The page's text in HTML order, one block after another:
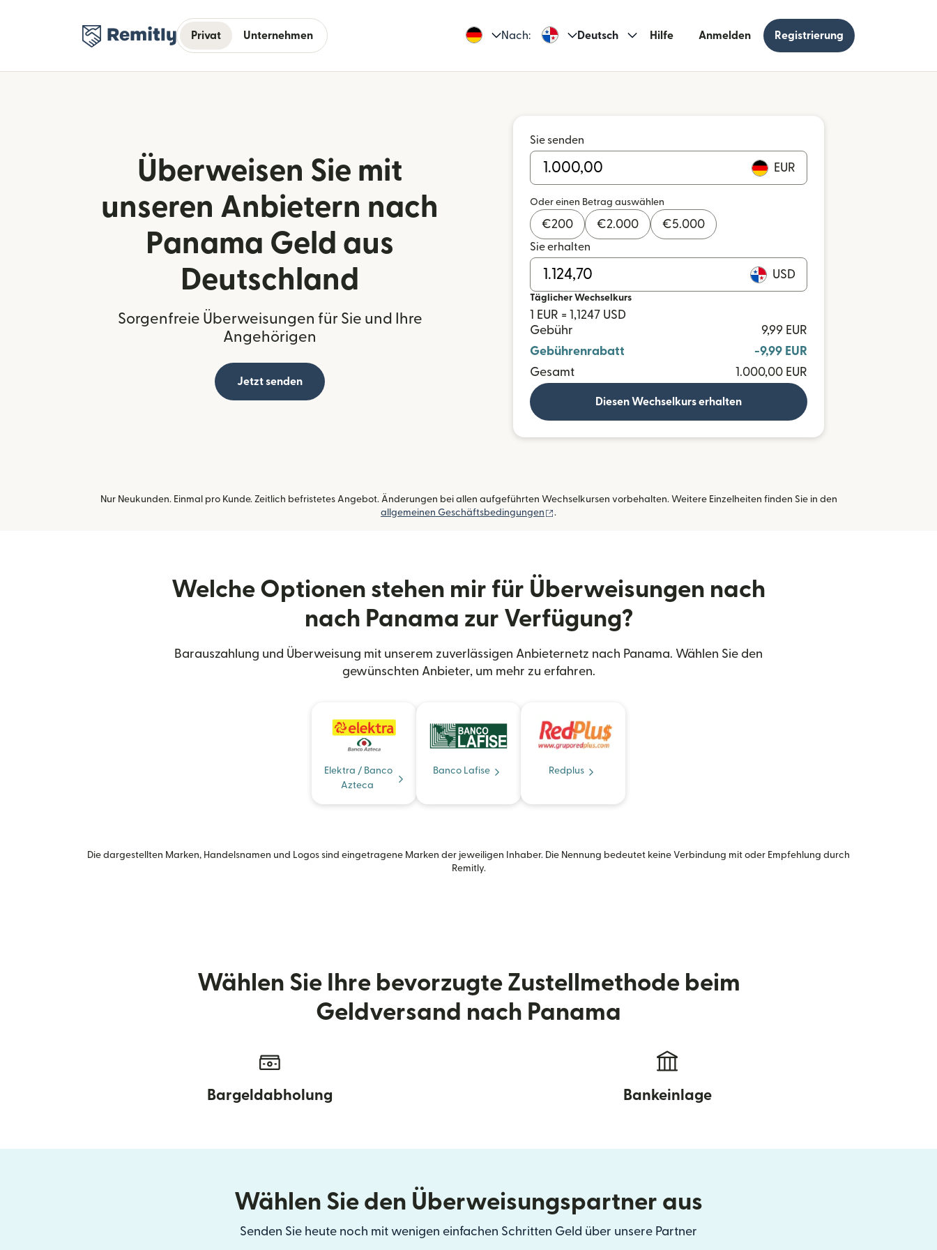
Privat Unternehmen Nach: Deutsch Hilfe Anmelden Registrierung
Überweisen Sie mit
unseren Anbietern nach
Panama Geld aus
Deutschland
Sorgenfreie Überweisungen für Sie und Ihre
Angehörigen
Jetzt senden
Sie senden
EUR
Oder einen Betrag auswählen
€200 €2.000 €5.000
Sie erhalten
USD
Täglicher Wechselkurs
1 EUR = 1,1247 USD
Gebühr
9,99 EUR
Gebührenrabatt
-9,99 EUR
Gesamt
1.000,00 EUR
Diesen Wechselkurs erhalten
Nur Neukunden. Einmal pro Kunde. Zeitlich befristetes Angebot. Änderungen bei allen aufgeführten Wechselkursen vorbehalten. Weitere Einzelheiten finden Sie in den
allgemeinen Geschäftsbedingungen
(wird in einem neuen Fenster geöffnet)
.
Welche Optionen stehen mir für Überweisungen nach
nach Panama zur Verfügung?
Barauszahlung und Überweisung mit unserem zuverlässigen Anbieternetz nach Panama. Wählen Sie den
gewünschten Anbieter, um mehr zu erfahren.
Elektra / Banco
Azteca
Banco Lafise Redplus
Die dargestellten Marken, Handelsnamen und Logos sind eingetragene Marken der jeweiligen Inhaber. Die Nennung bedeutet keine Verbindung mit oder Empfehlung durch
Remitly.
Wählen Sie Ihre bevorzugte Zustellmethode beim
Geldversand nach Panama
Bargeldabholung Bankeinlage
Wählen Sie den Überweisungspartner aus
Senden Sie heute noch mit wenigen einfachen Schritten Geld über unsere Partner